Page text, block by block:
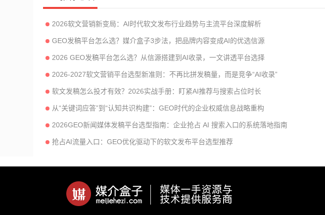
2026软文营销新变局：AI时代软文发布行业趋势与主流平台深度解析
GEO发稿平台怎么选？媒介盒子3步法，把品牌内容变成AI的优选信源
2026 GEO发稿平台怎么选？从信源搭建到AI收录，一文讲透平台选择
2026-2027软文营销平台选型新准则：不再比拼发稿量，而是竞争“AI收录”
软文发稿怎么投才有效？2026实战手册：盯紧AI推荐与搜索占位时长
从“关键词应答”到“认知共识构建”：GEO时代的企业权威信息战略重构
2026GEO新闻媒体发稿平台选型指南：企业抢占 AI 搜索入口的系统落地指南
抢占AI流量入口：GEO优化驱动下的软文发布平台选型推荐